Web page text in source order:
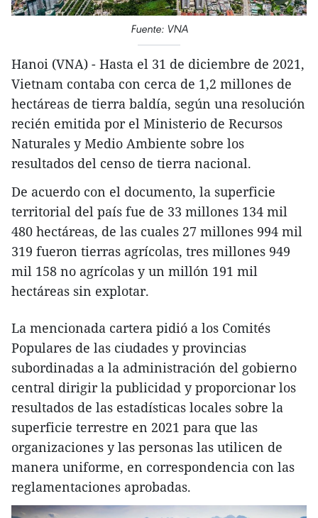
Fuente: VNA
Hanoi (VNA) - Hasta el 31 de diciembre de 2021,
Vietnam contaba con cerca de 1,2 millones de
hectáreas de tierra baldía, según una resolución
recién emitida por el Ministerio de Recursos
Naturales y Medio Ambiente sobre los
resultados del censo de tierra nacional.
De acuerdo con el documento, la superficie
territorial del país fue de 33 millones 134 mil
480 hectáreas, de las cuales 27 millones 994 mil
319 fueron tierras agrícolas, tres millones 949
mil 158 no agrícolas y un millón 191 mil
hectáreas sin explotar.
La mencionada cartera pidió a los Comités
Populares de las ciudades y provincias
subordinadas a la administración del gobierno
central dirigir la publicidad y proporcionar los
resultados de las estadísticas locales sobre la
superficie terrestre en 2021 para que las
organizaciones y las personas las utilicen de
manera uniforme, en correspondencia con las
reglamentaciones aprobadas.